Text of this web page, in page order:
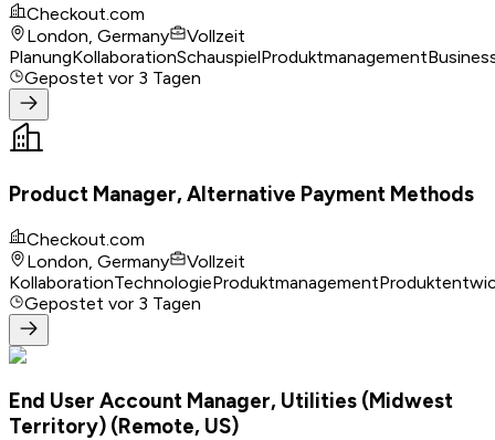
Checkout.com
London, Germany
Vollzeit
PlanungKollaborationSchauspielProduktmanagement
Gepostet vor 3 Tagen
Product Manager, Alternative Payment Methods
Checkout.com
London, Germany
Vollzeit
KollaborationTechnologieProduktmanagement
Gepostet vor 3 Tagen
End User Account Manager, Utilities (Midwest
Territory) (Remote, US)